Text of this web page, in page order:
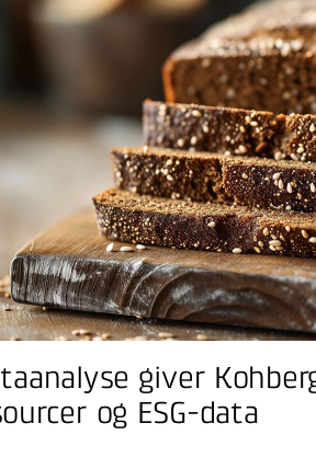
giver
og ESG-data